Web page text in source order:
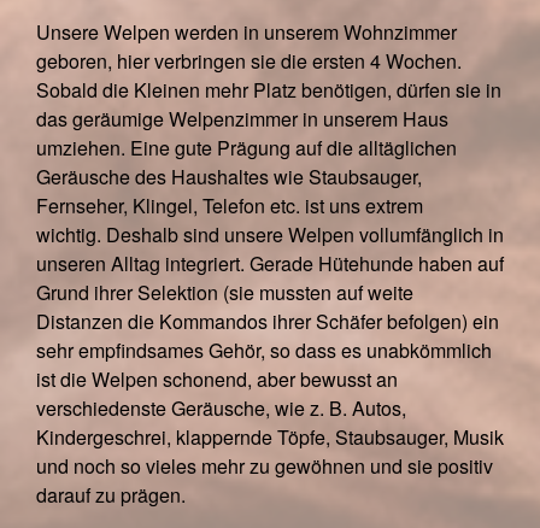
Unsere Welpen werden in unserem Wohnzimmer
geboren, hier verbringen sie die ersten 4 Wochen.
Sobald die Kleinen mehr Platz benötigen, dürfen sie in
das geräumige Welpenzimmer in unserem Haus
umziehen. Eine gute Prägung auf die alltäglichen
Geräusche des Haushaltes wie Staubsauger,
Fernseher, Klingel, Telefon etc. ist uns extrem
wichtig. Deshalb sind unsere Welpen vollumfänglich in
unseren Alltag integriert. Gerade Hütehunde haben auf
Grund ihrer Selektion (sie mussten auf weite
Distanzen die Kommandos ihrer Schäfer befolgen) ein
sehr empfindsames Gehör, so dass es unabkömmlich
ist die Welpen schonend, aber bewusst an
verschiedenste Geräusche, wie z. B. Autos,
Kindergeschrei, klappernde Töpfe, Staubsauger, Musik
und noch so vieles mehr zu gewöhnen und sie positiv
darauf zu prägen.